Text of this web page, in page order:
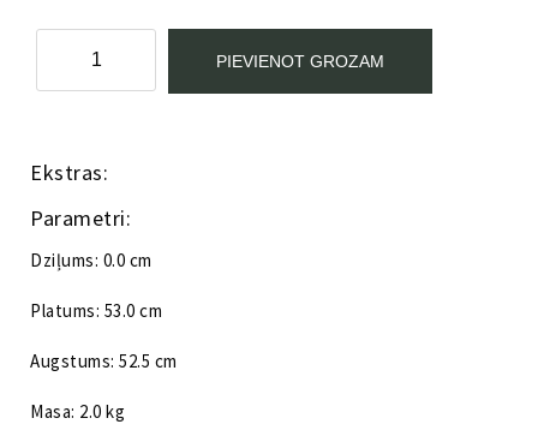
fasādes
pārklājums
PIEVIENOT GROZAM
Ekstras:
Parametri:
Dziļums: 0.0 cm
Platums: 53.0 cm
Augstums: 52.5 cm
Masa: 2.0 kg